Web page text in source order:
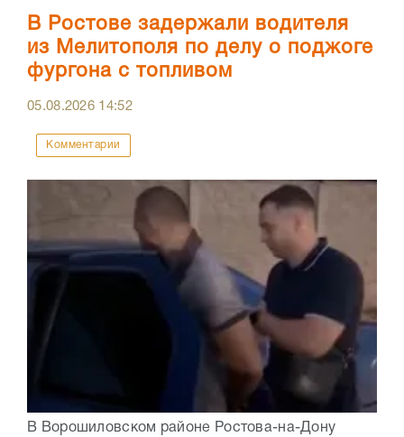
В Ростове задержали водителя
из Мелитополя по делу о поджоге
фургона с топливом
05.08.2026 14:52
Комментарии
В Ворошиловском районе Ростова-на-Дону